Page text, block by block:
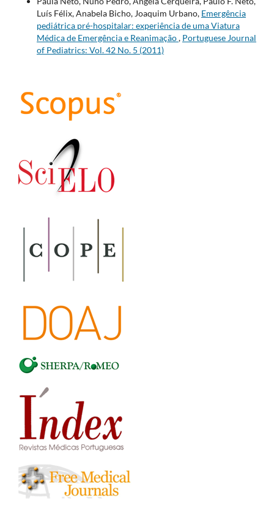
Luís Félix, Anabela Bicho, Joaquim Urbano, Emergência
pediátrica pré-hospitalar: experiência de uma Viatura
Médica de Emergência e Reanimação, Portuguese Journal
of Pediatrics: Vol. 42 No. 5 (2011)